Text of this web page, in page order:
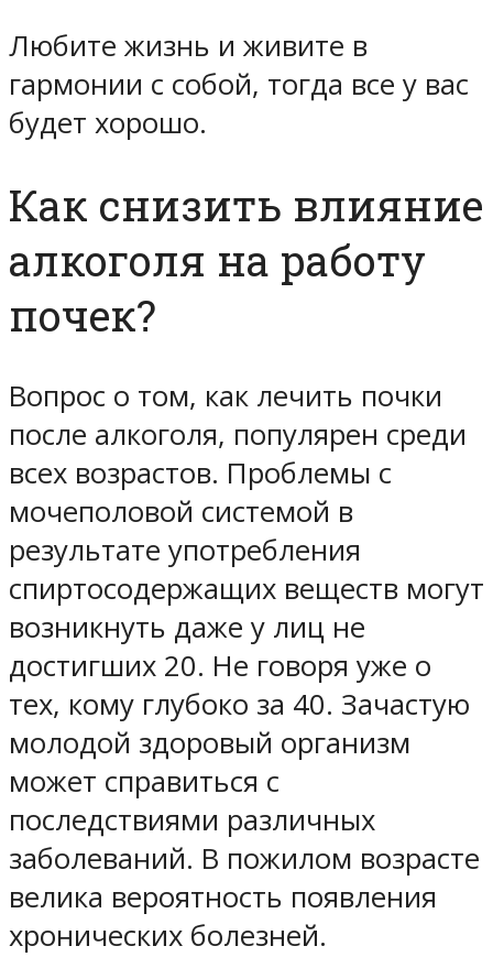
Любите жизнь и живите в
гармонии с собой, тогда все у вас
будет хорошо.
Как снизить влияние
алкоголя на работу
почек?
Вопрос о том, как лечить почки
после алкоголя, популярен среди
всех возрастов. Проблемы с
мочеполовой системой в
результате употребления
спиртосодержащих веществ могут
возникнуть даже у лиц не
достигших 20. Не говоря уже о
тех, кому глубоко за 40. Зачастую
молодой здоровый организм
может справиться с
последствиями различных
заболеваний. В пожилом возрасте
велика вероятность появления
хронических болезней.